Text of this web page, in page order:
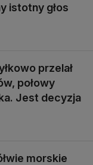
istotny głos
przelał
połowy
Jest decyzja
morskie